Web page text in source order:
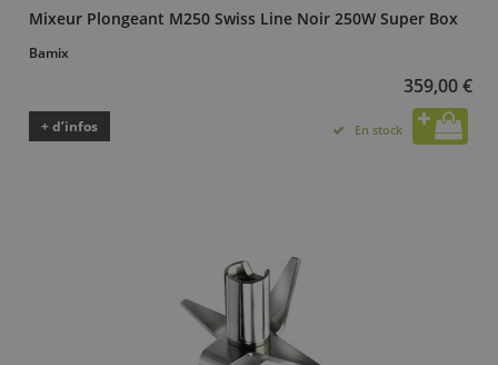
Mixeur Plongeant M250 Swiss Line Noir 250W Super Box
Bamix
359,00 €
+ d’infos En stock